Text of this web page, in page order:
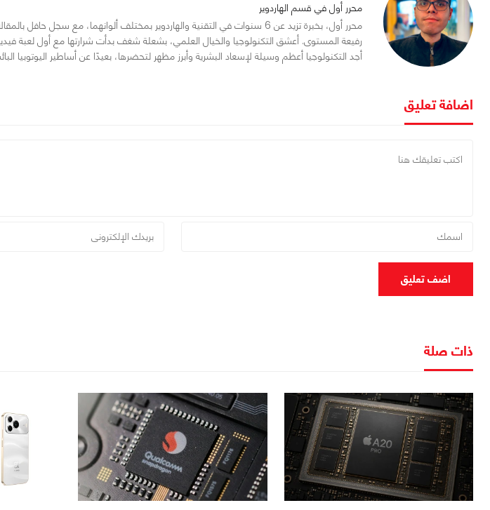
محرر أول في قسم الهاردوير
محرر أول، بخبرة تزيد عن 6 سنوات في التقنية والهاردوير بمختلف ألوانهما، مع سجل حافل
أجد التكنولوجيا أعظم وسيلة لإسعاد البشرية وأبرز مظهر لتحضرها، بعيدًا عن أساطير اليوتوبيا
اضافة تعليق
اضف تعليق
ذات صلة